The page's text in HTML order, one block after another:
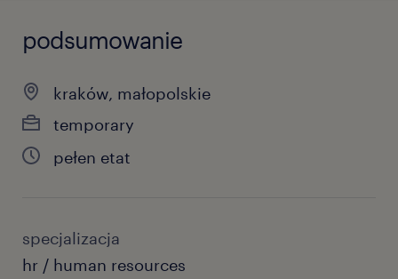
podsumowanie
kraków, małopolskie
temporary
pełen etat
specjalizacja
hr / human resources